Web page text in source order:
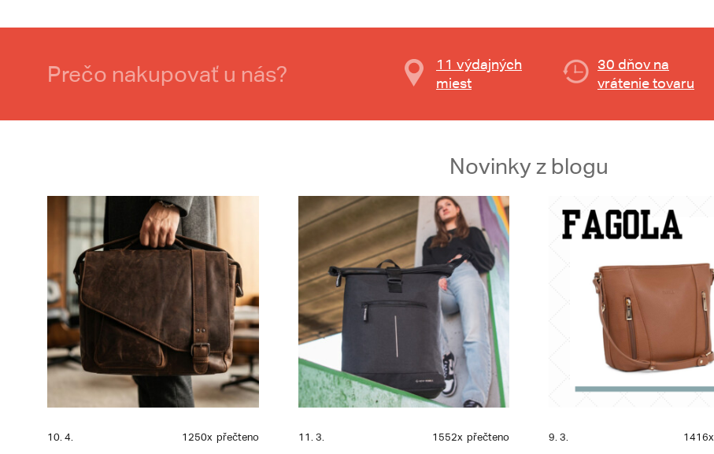
Prečo nakupovať u nás?
11 výdajných
miest
30 dňov na
vrátenie tovaru
Novinky z blogu
10. 4. 1250x přečteno 11. 3. 1552x přečteno 9. 3. 1416x